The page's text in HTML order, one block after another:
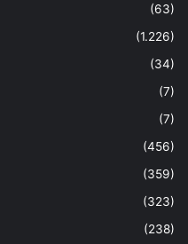
(63)
(1.226)
(34)
(7)
(7)
(456)
(359)
(323)
(238)